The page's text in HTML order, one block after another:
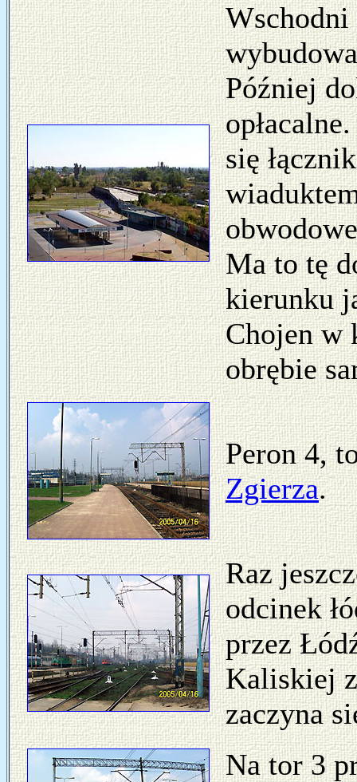
Wschodni
Później
się
Ma to tę
kierunku
Chojen w
obrębie
Peron 4,
Zgierza.
Raz
odcinek
przez
Kaliskiej
zaczyna
Na tor 3